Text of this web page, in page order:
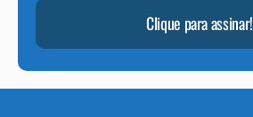
Clique para assinar!